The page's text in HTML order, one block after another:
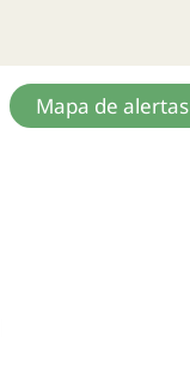
Mapa de alertas